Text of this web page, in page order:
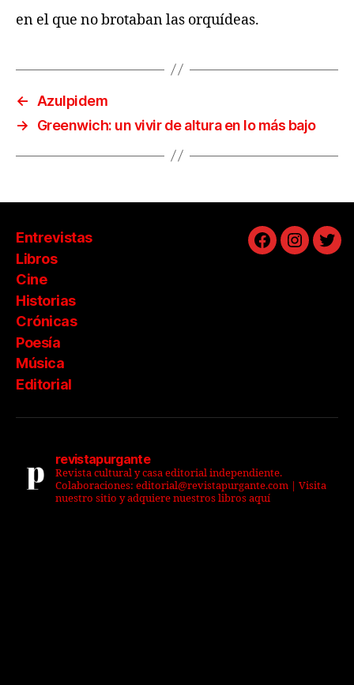
en el que no brotaban las orquídeas.
← Azulpidem
→
Greenwich: un vivir de altura en lo más bajo
Entrevistas
Libros
Cine
Historias
Crónicas
Poesía
Música
Editorial
Facebook
revistapurgante
Revista cultural y casa editorial independiente.
Colaboraciones: editorial@revistapurgante.com | Visita
nuestro sitio y adquiere nuestros libros aquí